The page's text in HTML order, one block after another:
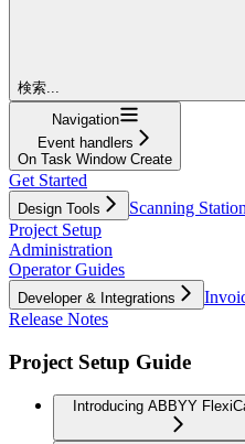
検索...
Navigation
Event handlers
On Task Window Create
Get Started
Design Tools
Scanning Station
Project Setup
Administration
Operator Guides
Developer & Integrations
Release Notes
Project Setup Guide
Introducing ABBYY